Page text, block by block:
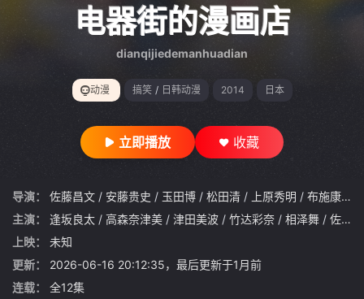
电器街的漫画店
dianqijiedemanhuadian
动漫 搞笑 / 日韩动漫 2014 日本
立即播放 收藏
导演： 佐藤昌文 / 安藤贵史 / 玉田博 / 松田清 / 上原秀明 / 布施康之
主演：
逢坂良太 / 高森奈津美 / 津田美波 / 竹达彩奈 / 相泽舞 / 佐藤聪美
上映：
未知
更新：
2026-06-16 20:12:35，最后更新于1月前
连载：
全12集